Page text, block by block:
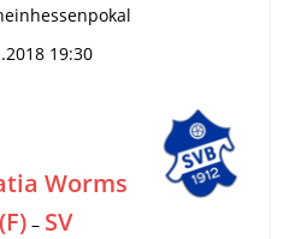
19:30
Worms
– SV